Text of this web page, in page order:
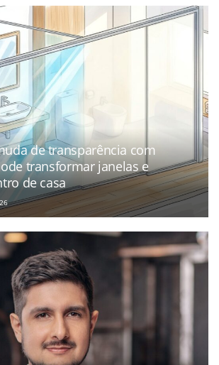
de transparência com
transformar janelas e
de casa